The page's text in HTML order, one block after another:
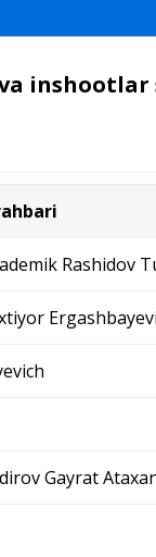
inshootlar
Rashidov
Gayrat